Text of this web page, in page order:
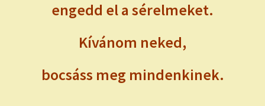
engedd el a sérelmeket.
Kívánom neked,
bocsáss meg mindenkinek.